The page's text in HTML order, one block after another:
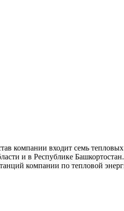
компании входит семь
и в Республике
компании по тепловой